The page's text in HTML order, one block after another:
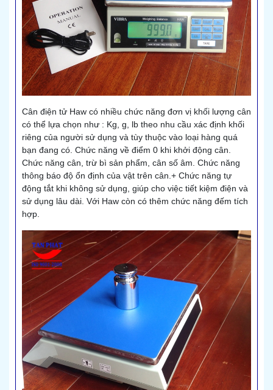
Cân điện tử Haw có nhiều chức năng đơn vị khối lượng cân
có thể lựa chọn như : Kg, g, lb theo nhu cầu xác định khối
riêng của người sử dụng và tùy thuộc vào loại hàng quá
bạn đang có. Chức năng về điểm 0 khi khởi động cân.
Chức năng cân, trừ bì sản phẩm, cân số âm. Chức năng
thông báo độ ổn định của vật trên cân.+ Chức năng tự
động tắt khi không sử dụng, giúp cho việc tiết kiệm điện và
sử dụng lâu dài. Với Haw còn có thêm chức năng đếm tích
hợp.